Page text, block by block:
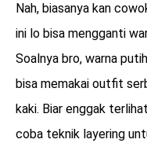
Nah, biasanya kan
ini lo bisa mengganti
Soalnya bro, warna
bisa memakai outfit
kaki. Biar enggak
coba teknik layering